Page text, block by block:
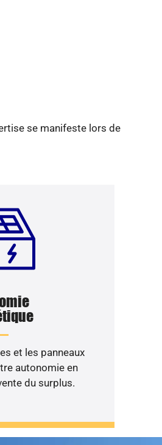
se manifeste lors de
et les panneaux
autonomie en
du surplus.